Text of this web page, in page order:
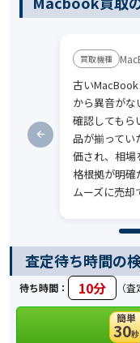
古い
から異音がな
確認してもら
品が揃ってい
価され、相場
格根拠が明確
ムーズに売却
査定待ち時間の
待ち時間： 10分 （
簡単
30秒